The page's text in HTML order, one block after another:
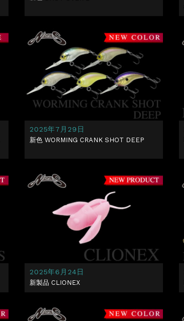
2025年7月29日
新色 WORMING CRANK SHOT DEEP
2025年6月24日
新製品 CLIONEX